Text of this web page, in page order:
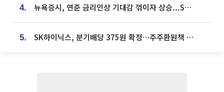
4. 뉴욕증시, 연준 금리인상 기대감 꺾이자 상승...S&P500 사상 최고치 [종합]
5. SK하이닉스, 분기배당 375원 확정…주주환원책 9월로 앞당겨 발표